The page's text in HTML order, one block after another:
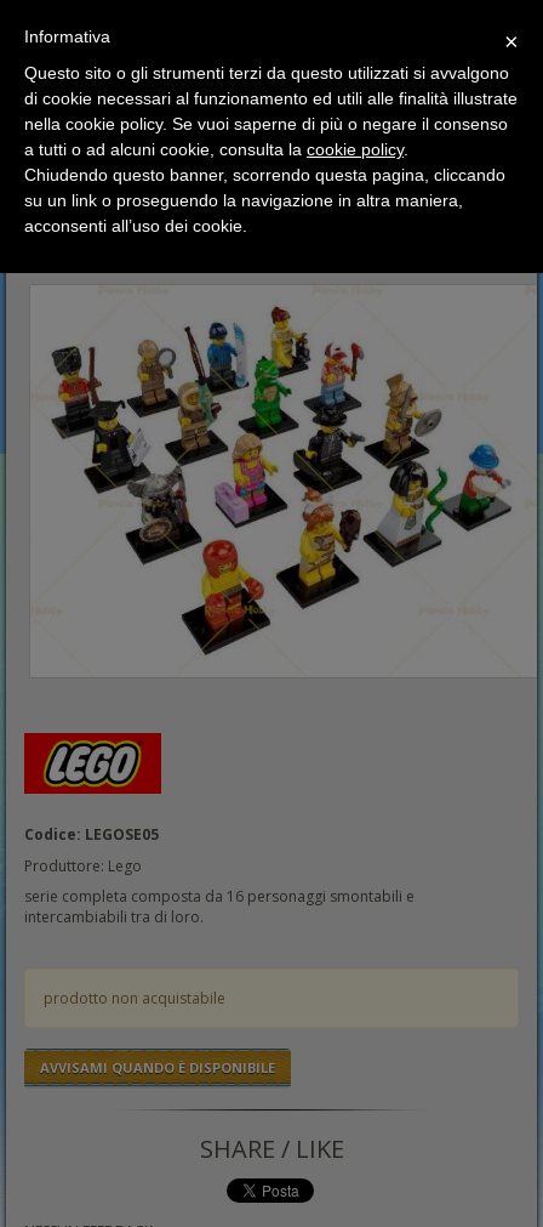
HOME Lego Lego Minifigures
Lego Minifigures 5°
Serie completa - Lego Minifigures 5°
Serie completa - Lego
Minifigures 5°
Codice: LEGOSE05
Produttore: Lego
serie completa composta da 16 personaggi smontabili e
intercambiabili tra di loro.
prodotto non acquistabile
AVVISAMI QUANDO È DISPONIBILE
SHARE / LIKE
×
Ciao a tutti, il negozio sarà chiuso dal 9/08 al 24/08
compreso.
Tutti gli ordini effettuati dopo le 15:00 del 07/08 verranno
spediti a partire dal giorno 25/08.
Buone vacanze a tutti dallo staff di Pianeta Hobby
×
Informativa
Questo sito o gli strumenti terzi da questo utilizzati si avvalgono
di cookie necessari al funzionamento ed utili alle finalità illustrate
nella cookie policy. Se vuoi saperne di più o negare il consenso
a tutti o ad alcuni cookie, consulta la cookie policy.
Chiudendo questo banner, scorrendo questa pagina, cliccando
su un link o proseguendo la navigazione in altra maniera,
acconsenti all’uso dei cookie.